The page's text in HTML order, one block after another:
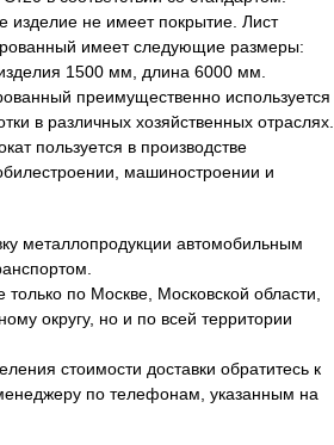
не имеет покрытие. Лист
имеет следующие размеры:
1500 мм, длина 6000 мм.
преимущественно используется
в различных хозяйственных отраслях.
пользуется в производстве
машиностроении и
металлопродукции автомобильным
только по Москве, Московской области,
округу, но и по всей территории
стоимости доставки обратитесь к
по телефонам, указанным на